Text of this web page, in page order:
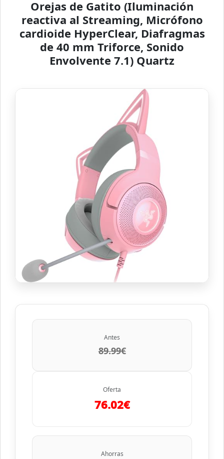
Orejas de Gatito (Iluminación
reactiva al Streaming, Micrófono
cardioide HyperClear, Diafragmas
de 40 mm Triforce, Sonido
Envolvente 7.1) Quartz
Antes
89.99€
Oferta
76.02€
Ahorras